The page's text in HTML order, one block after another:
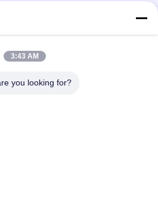
di rivestimento di sguardo di
delle piastrelle per pavimento
di effetto piastrella la camera da
3:43 AM
you looking for?